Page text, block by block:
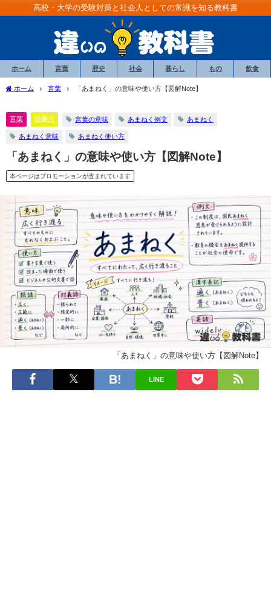
高校・大学の受験対策と社会人としての常識を知る教科書
ホーム 言葉 歴史 社会 暮らし もの 飲食
ホーム 言葉 「あまねく」の意味や使い方【図解Note】
言葉 語彙力 言葉の意味 あまねく例文 あまねく
あまねく意味 あまねく使い方
「あまねく」の意味や使い方【図解Note】
本ページはプロモーションが含まれています
「あまねく」の意味や使い方【図解Note】
LINE